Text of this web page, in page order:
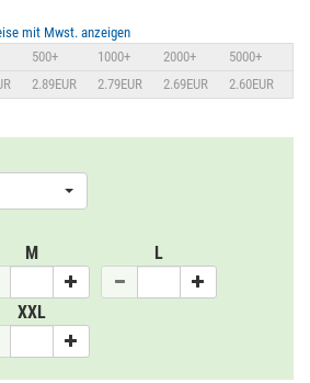
mit Mwst. anzeigen
500+ 1000+ 2000+
5000+
2.89EUR 2.79EUR 2.69EUR 2.60EUR
M L
XXL